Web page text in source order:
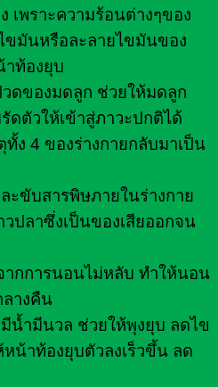
เพราะความร้อนต่างๆของ
ขมันหรือละลายไขมันของ
ท้องยุบ
วดของมดลูก ช่วยให้มดลูก
ดตัวให้เข้าสู่ภาวะปกติได้
ง 4 ของร่างกายกลับมาเป็น
ะขับสารพิษภายในร่างกาย
ปลาซึ่งเป็นของเสียออกจน
ากการนอนไม่หลับ ทำให้นอน
ลางคืน
น้ำมีนวล ช่วยให้พุงยุบ ลดไข
น้าท้องยุบตัวลงเร็วขึ้น ลด